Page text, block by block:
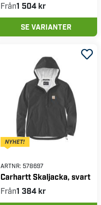
Från1 504 kr
SE VARIANTER
ARTNR: 578697
Carhartt Skaljacka, svart
Från1 384 kr